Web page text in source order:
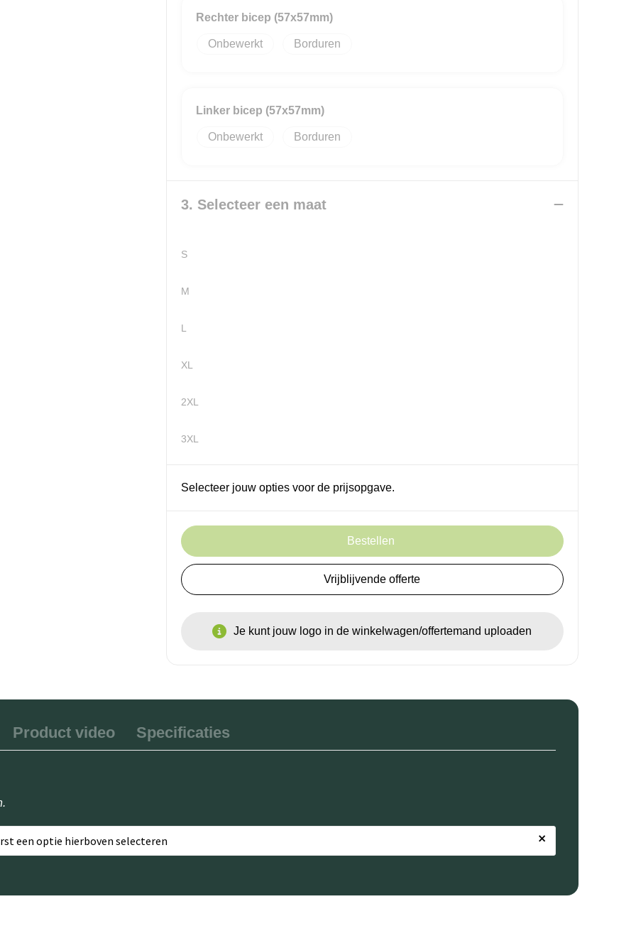
Rechter bicep (57x57mm)
Onbewerkt Borduren
Linker bicep (57x57mm)
Onbewerkt Borduren
3. Selecteer een maat
S
M
L
XL
2XL
3XL
Selecteer jouw opties voor de prijsopgave.
Bestellen
Vrijblijvende offerte
Je kunt jouw logo in de winkelwagen/offertemand uploaden
Product video Specificaties
een optie hierboven selecteren ×